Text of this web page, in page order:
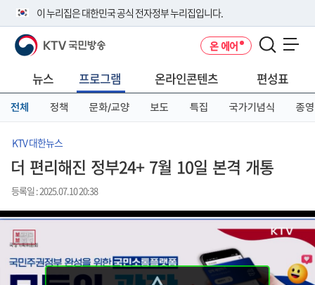
이 누리집은 대한민국 공식 전자정부 누리집입니다.
공식 누리집 주소 확인하기
니다.
이밖에 or.kr 또는 .kr등 다른 도메인 주소를 사용하고 있다면 아래 URL에
서 도메인 주소를 확인해 보세요
KTV 국민방송 온 에어
뉴스 프로그램 온라인콘텐츠 편성표
전체 정책 문화/교양 보도 특집 국가기념식 종영
KTV 대한뉴스
더 편리해진 정부24+ 7월 10일 본격 개통
등록일 : 2025.07.10 20:38